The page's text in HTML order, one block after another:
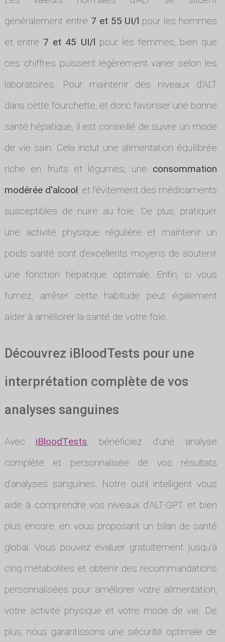
généralement entre 7 et 55 UI/l pour les hommes
et entre 7 et 45 UI/l pour les femmes, bien que
ces chiffres puissent légèrement varier selon les
laboratoires. Pour maintenir des niveaux d'ALT
dans cette fourchette, et donc favoriser une bonne
santé hépatique, il est conseillé de suivre un mode
de vie sain. Cela inclut une alimentation équilibrée
riche en fruits et légumes, une consommation
modérée d'alcool, et l'évitement des médicaments
susceptibles de nuire au foie. De plus, pratiquer
une activité physique régulière et maintenir un
poids santé sont d'excellents moyens de soutenir
une fonction hépatique optimale. Enfin, si vous
fumez, arrêter cette habitude peut également
aider à améliorer la santé de votre foie.
Découvrez iBloodTests pour une
interprétation complète de vos
analyses sanguines
Avec iBloodTests, bénéficiez d'une analyse
complète et personnalisée de vos résultats
d'analyses sanguines. Notre outil intelligent vous
aide à comprendre vos niveaux d'ALT-GPT et bien
plus encore, en vous proposant un bilan de santé
global. Vous pouvez évaluer gratuitement jusqu'à
cinq métabolites et obtenir des recommandations
personnalisées pour améliorer votre alimentation,
votre activité physique et votre mode de vie. De
plus, nous garantissons une sécurité optimale de